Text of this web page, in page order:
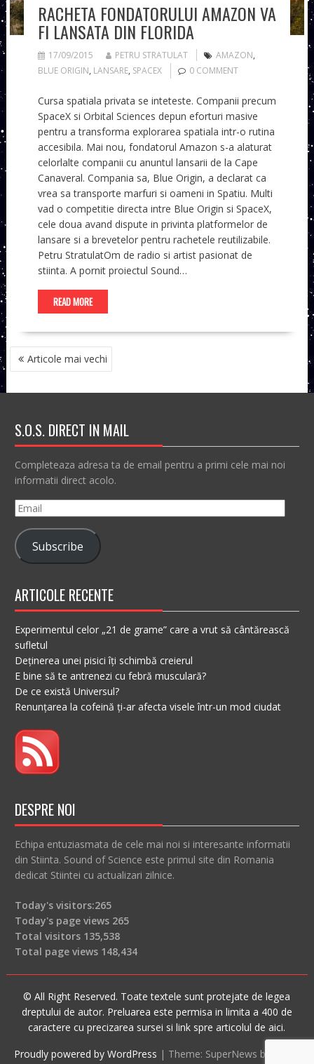
RACHETA FONDATORULUI AMAZON VA
FI LANSATA DIN FLORIDA
17/09/2015 PETRU STRATULAT AMAZON,
BLUE ORIGIN, LANSARE, SPACEX 0 COMMENT
Cursa spatiala privata se inteteste. Companii precum
SpaceX si Orbital Sciences depun eforturi masive
pentru a transforma explorarea spatiala intr-o rutina
accesibila. Mai nou, fondatorul Amazon s-a alaturat
celorlalte companii cu anuntul lansarii de la Cape
Canaveral. Compania sa, Blue Origin, a declarat ca
vrea sa transporte marfuri si oameni in Spatiu. Multi
vad o competitie directa intre Blue Origin si SpaceX,
cele doua avand dispute in privinta platformelor de
lansare si a brevetelor pentru rachetele reutilizabile.
Petru StratulatOm de radio si artist pasionat de
stiinta. A pornit proiectul Sound…
READ MORE
NAVIGARE
ÎN Articole mai vechi
S.O.S. DIRECT IN MAIL
Completeaza adresa ta de email pentru a primi cele mai noi
informatii direct acolo.
Email
Subscribe
ARTICOLE RECENTE
Experimentul celor „21 de grame” care a vrut să cântărească
sufletul
Deținerea unei pisici îți schimbă creierul
E bine să te antrenezi cu febră musculară?
De ce există Universul?
Renunțarea la cofeină ți-ar afecta visele într-un mod ciudat
DESPRE NOI
Echipa entuziasmata de cele mai noi si interesante informatii
din Stiinta. Sound of Science este primul site din Romania
dedicat Stiintei cu actualizari zilnice.
Today's visitors:265
Today's page views 265
Total visitors 135,538
Total page views 148,434
© All Right Reserved. Toate textele sunt protejate de legea
dreptului de autor. Preluarea este permisa in limita a 400 de
caractere cu precizarea sursei si link spre articolul de aici.
Proudly powered by WordPress | Theme: SuperNews by